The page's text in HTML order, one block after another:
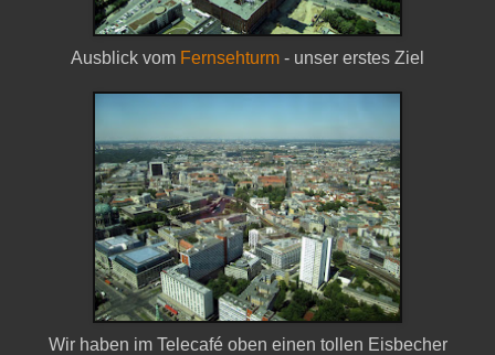
Ausblick vom Fernsehturm - unser erstes Ziel
Wir haben im Telecafé oben einen tollen Eisbecher